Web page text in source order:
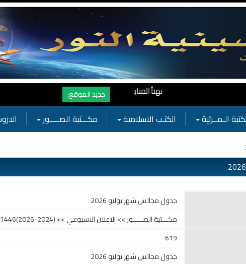
نهنأ المتابعين لموفع النور بوصول المشاهدات الى الرقم القياسي 11 مليون مشاهدة خلال فترة قصيرة وهذا كله بجهودكم واهتمامكم بفعاليات الحسينية
جديد الموقع:
الـمــرئية الكتـب الاسلامية مكـــتبة الصـــــور
جدول مجالس شهر يوليو 2026
مكـــتبة الصـــــور >> الاعلان الاسبوعي >> (2024-2026)1446-1447
619
جدول مجالس شهر يوليو 2026